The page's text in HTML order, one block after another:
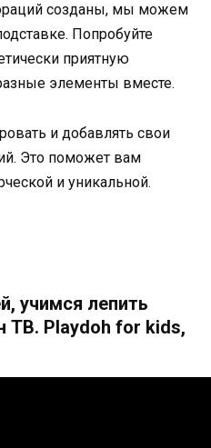
созданы, мы можем
Попробуйте
приятную
элементы вместе.
и добавлять свои
Это поможет вам
и уникальной.
учимся лепить
ТВ. Playdoh for kids,